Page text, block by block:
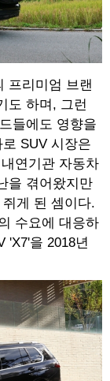
프리미엄 브랜
도 하며, 그런
들에도 영향을
SUV 시장은
연기관 자동차
을 겪어왔지만
게 된 셈이다.
수요에 대응하
'X7'을 2018년